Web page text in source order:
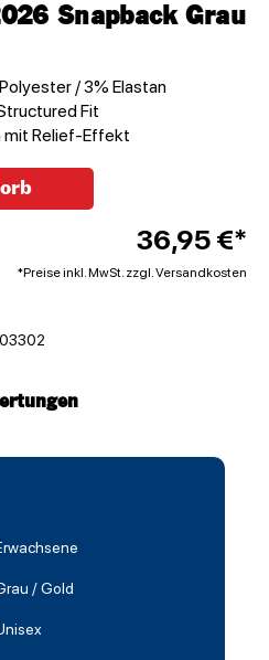
Snapback Grau
/ 3% Elastan
Fit
Relief-Effekt
36,95 €*
*Preise inkl. MwSt. zzgl. Versandkosten
/ Gold